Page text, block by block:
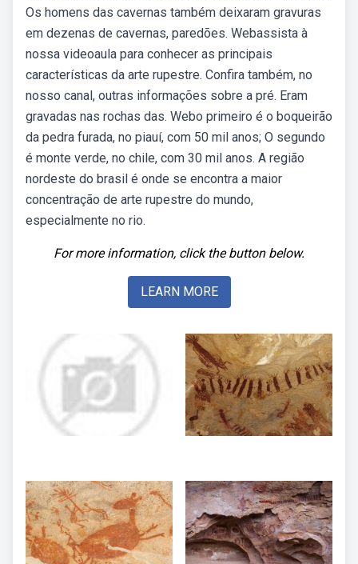
Os homens das cavernas também deixaram gravuras
em dezenas de cavernas, paredões. Webassista à
nossa videoaula para conhecer as principais
características da arte rupestre. Confira também, no
nosso canal, outras informações sobre a pré. Eram
gravadas nas rochas das. Webo primeiro é o boqueirão
da pedra furada, no piauí, com 50 mil anos; O segundo
é monte verde, no chile, com 30 mil anos. A região
nordeste do brasil é onde se encontra a maior
concentração de arte rupestre do mundo,
especialmente no rio.
For more information, click the button below.
LEARN MORE